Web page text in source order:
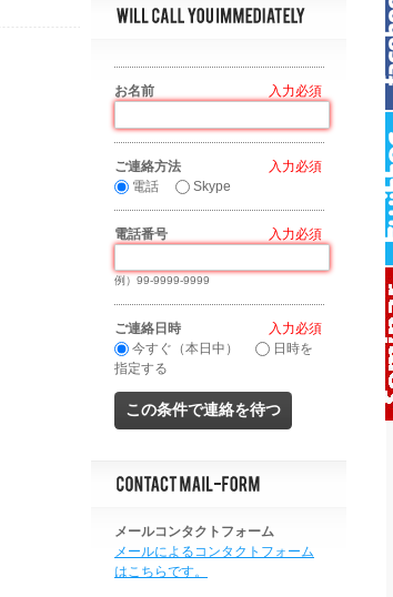
お名前
ご連絡方法
電話
Skype
電話番号
例）99-9999-9999
ご連絡日時
今すぐ（本日中）
日時を
指定する
メールコンタクトフォーム
メールによるコンタクトフォーム
はこちらです。